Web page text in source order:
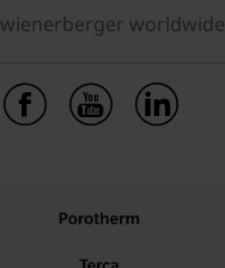
wienerberger worldwide